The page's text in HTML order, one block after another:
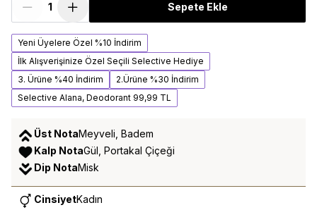
Sepete Ekle
Yeni Üyelere Özel %10 İndirim
İlk Alışverişinize Özel Seçili Selective Hediye
3. Ürüne %40 İndirim
2.Ürüne %30 İndirim
Selective Alana, Deodorant 99,99 TL
Üst NotaMeyveli, Badem
Kalp NotaGül, Portakal Çiçeği
Dip NotaMisk
CinsiyetKadın